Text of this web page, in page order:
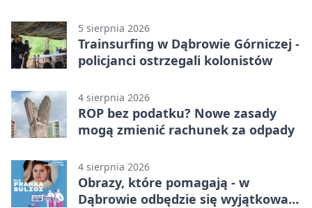
5 sierpnia 2026
Trainsurfing w Dąbrowie Górniczej -
policjanci ostrzegali kolonistów
4 sierpnia 2026
ROP bez podatku? Nowe zasady
mogą zmienić rachunek za odpady
4 sierpnia 2026
Obrazy, które pomagają - w
Dąbrowie odbędzie się wyjątkowa